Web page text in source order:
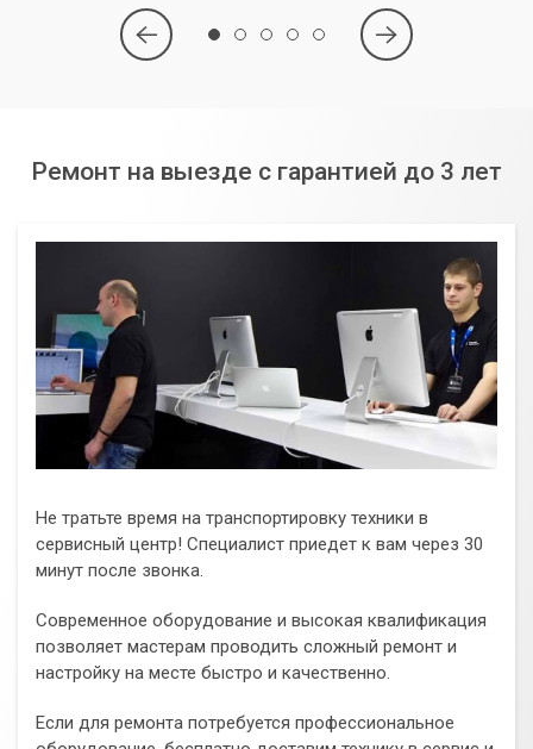
Ремонт на выезде с гарантией до 3 лет
Не тратьте время на транспортировку техники в
сервисный центр! Специалист приедет к вам через 30
минут после звонка.
Современное оборудование и высокая квалификация
позволяет мастерам проводить сложный ремонт и
настройку на месте быстро и качественно.
Если для ремонта потребуется профессиональное